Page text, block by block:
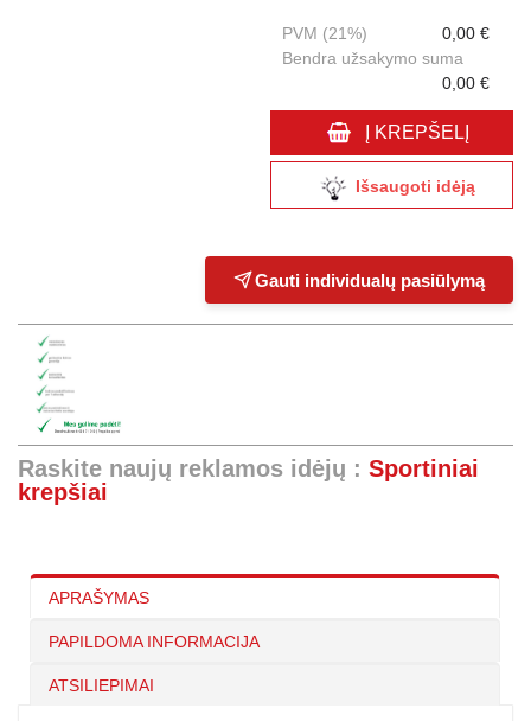
PVM (21%)
0,00 €
Bendra užsakymo suma
0,00 €
Į KREPŠELĮ
Išsaugoti idėją
Gauti individualų pasiūlymą
Raskite naujų reklamos idėjų : Sportiniai
krepšiai
APRAŠYMAS
PAPILDOMA INFORMACIJA
ATSILIEPIMAI